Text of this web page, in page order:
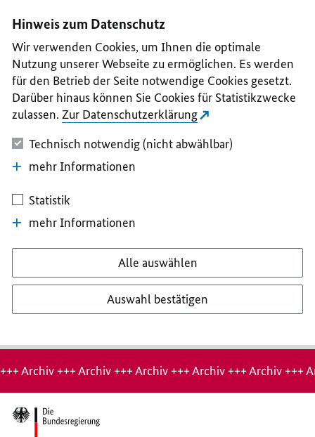
II
III
IV
V
Hinweis zum Datenschutz
Wir verwenden Cookies, um Ihnen die optimale
Nutzung unserer Webseite zu ermöglichen. Es werden
für den Betrieb der Seite notwendige Cookies gesetzt.
Darüber hinaus können Sie Cookies für Statistikzwecke
zulassen. Zur Datenschutzerklärung
Technisch notwendig (nicht abwählbar)
mehr Informationen
Statistik
mehr Informationen
Alle auswählen
Auswahl bestätigen
Hinweis:
Archiv-
Seite
+++ Archiv +++ Archiv +++ Archiv +++ Archiv +++ Archiv +++